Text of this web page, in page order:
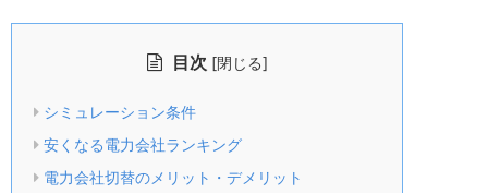
目次 [閉じる]
シミュレーション条件
安くなる電力会社ランキング
電力会社切替のメリット・デメリット